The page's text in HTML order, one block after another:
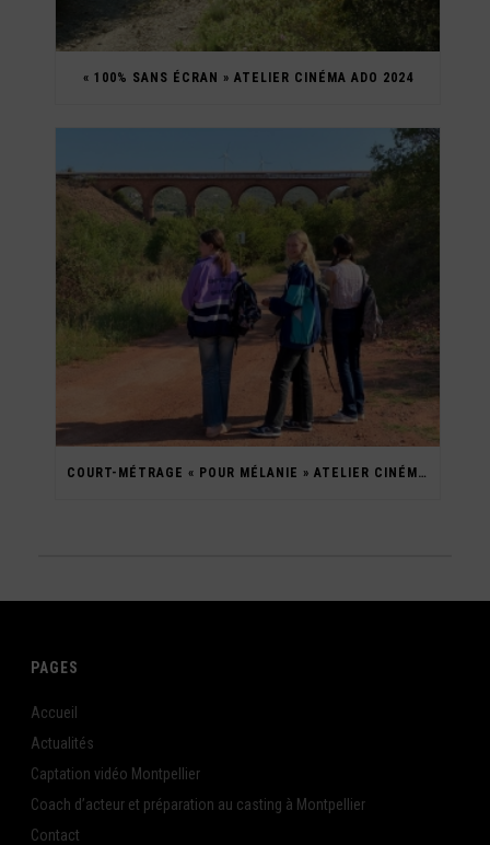
« 100% SANS ÉCRAN » ATELIER CINÉMA ADO 2024
COURT-MÉTRAGE « POUR MÉLANIE » ATELIER CINÉMA ADO 2023
PAGES
Accueil
Actualités
Captation vidéo Montpellier
Coach d’acteur et préparation au casting à Montpellier
Contact